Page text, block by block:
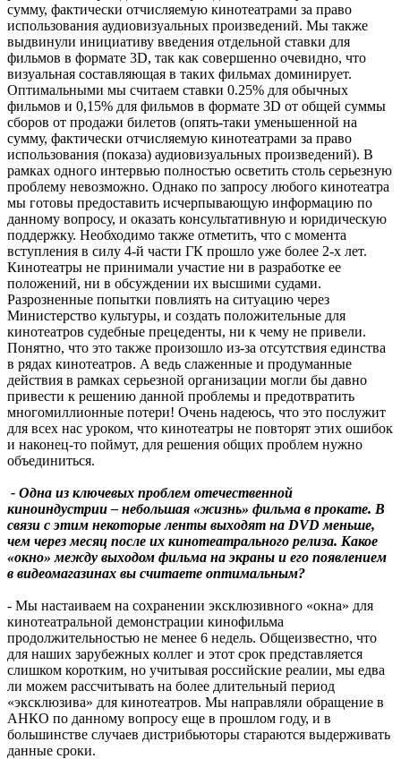
сумму, фактически отчисляемую кинотеатрами за право
использования аудиовизуальных произведений. Мы также
выдвинули инициативу введения отдельной ставки для
фильмов в формате 3D, так как совершенно очевидно, что
визуальная составляющая в таких фильмах доминирует.
Оптимальными мы считаем ставки 0.25% для обычных
фильмов и 0,15% для фильмов в формате 3D от общей суммы
сборов от продажи билетов (опять-таки уменьшенной на
сумму, фактически отчисляемую кинотеатрами за право
использования (показа) аудиовизуальных произведений). В
рамках одного интервью полностью осветить столь серьезную
проблему невозможно. Однако по запросу любого кинотеатра
мы готовы предоставить исчерпывающую информацию по
данному вопросу, и оказать консультативную и юридическую
поддержку. Необходимо также отметить, что с момента
вступления в силу 4-й части ГК прошло уже более 2-х лет.
Кинотеатры не принимали участие ни в разработке ее
положений, ни в обсуждении их высшими судами.
Разрозненные попытки повлиять на ситуацию через
Министерство культуры, и создать положительные для
кинотеатров судебные прецеденты, ни к чему не привели.
Понятно, что это также произошло из-за отсутствия единства
в рядах кинотеатров. А ведь слаженные и продуманные
действия в рамках серьезной организации могли бы давно
привести к решению данной проблемы и предотвратить
многомиллионные потери! Очень надеюсь, что это послужит
для всех нас уроком, что кинотеатры не повторят этих ошибок
и наконец-то поймут, для решения общих проблем нужно
объединиться.
- Одна из ключевых проблем отечественной
киноиндустрии – небольшая «жизнь» фильма в прокате. В
связи с этим некоторые ленты выходят на DVD меньше,
чем через месяц после их кинотеатрального релиза. Какое
«окно» между выходом фильма на экраны и его появлением
в видеомагазинах вы считаете оптимальным?
- Мы настаиваем на сохранении эксклюзивного «окна» для
кинотеатральной демонстрации кинофильма
продолжительностью не менее 6 недель. Общеизвестно, что
для наших зарубежных коллег и этот срок представляется
слишком коротким, но учитывая российские реалии, мы едва
ли можем рассчитывать на более длительный период
«эксклюзива» для кинотеатров. Мы направляли обращение в
АНКО по данному вопросу еще в прошлом году, и в
большинстве случаев дистрибьюторы стараются выдерживать
данные сроки.